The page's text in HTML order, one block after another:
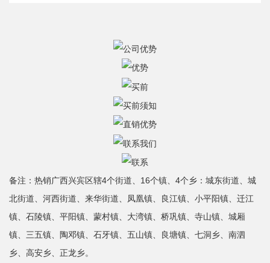
备注：热销广西兴宾区辖4个街道、16个镇、4个乡：城东街道、城
北街道、河西街道、来华街道、凤凰镇、良江镇、小平阳镇、迁江
镇、石陵镇、平阳镇、蒙村镇、大湾镇、桥巩镇、寺山镇、城厢
镇、三五镇、陶邓镇、石牙镇、五山镇、良塘镇、七洞乡、南泗
乡、高安乡、正龙乡。